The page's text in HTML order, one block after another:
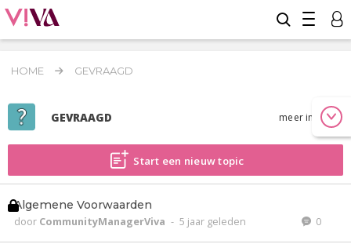
HOME GEVRAAGD
GEVRAAGD meer info
Start een nieuw topic
Algemene Voorwaarden
door CommunityManagerViva - 5 jaar geleden 0